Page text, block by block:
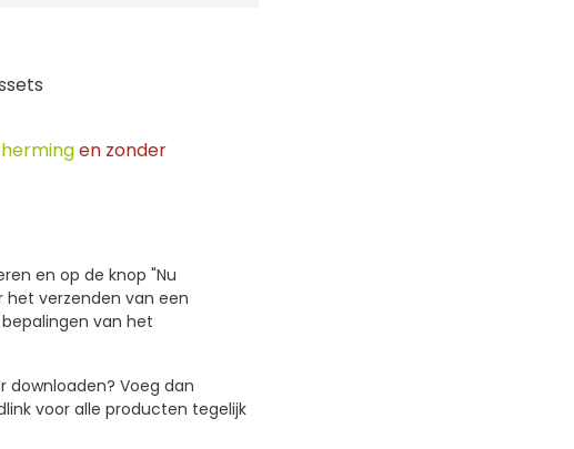
en zonder
en op de knop "Nu
het verzenden van een
van het
downloaden? Voeg dan
voor alle producten tegelijk